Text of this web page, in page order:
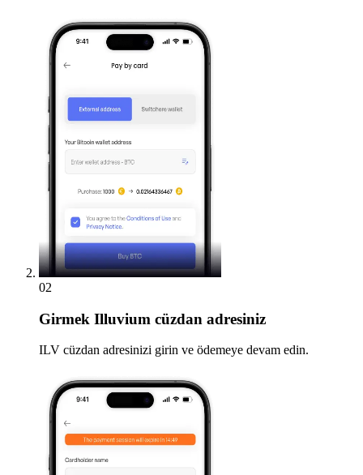
02
Girmek Illuvium cüzdan adresiniz
ILV cüzdan adresinizi girin ve ödemeye devam edin.